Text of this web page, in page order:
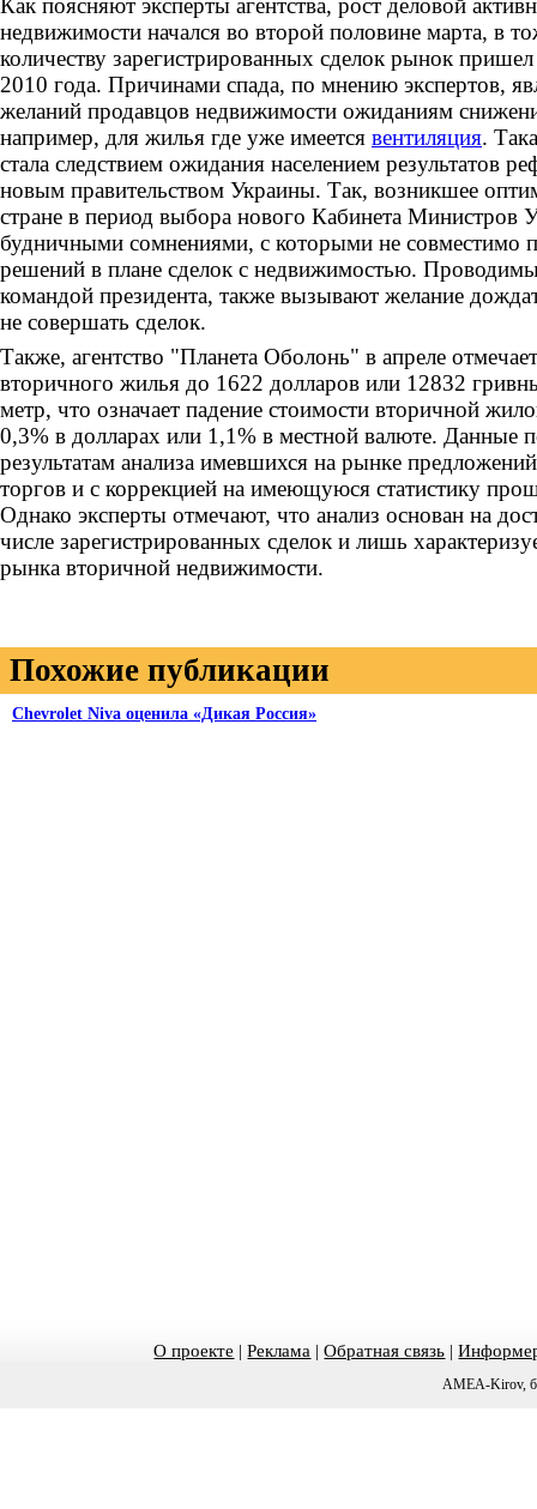
Как поясняют эксперты агентства, рост деловой
недвижимости начался во второй половине марта, в
количеству зарегистрированных сделок рынок
2010 года. Причинами спада, по мнению экспертов,
желаний продавцов недвижимости ожиданиям
например, для жилья где уже имеется вентиляция.
стала следствием ожидания населением результатов
новым правительством Украины. Так, возникшее
стране в период выбора нового Кабинета Министров
будничными сомнениями, с которыми не совместимо
решений в плане сделок с недвижимостью.
командой президента, также вызывают желание
не совершать сделок.
Также, агентство "Планета Оболонь" в апреле
вторичного жилья до 1622 долларов или 12832
метр, что означает падение стоимости вторичной
0,3% в долларах или 1,1% в местной валюте. Данные
результатам анализа имевшихся на рынке
торгов и с коррекцией на имеющуюся статистику
Однако эксперты отмечают, что анализ основан на
числе зарегистрированных сделок и лишь
рынка вторичной недвижимости.
Похожие публикации
Chevrolet Niva оценила «Дикая Россия»
О проекте |Реклама |Обратная связь |
AMEA-Kirov,